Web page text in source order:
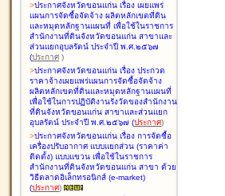
>ประกาศจังหวัดขอนแก่น เรื่อง เผยแพร่
แผนการจัดซื้อจัดจ้าง ผลิตหลักเขตที่ดิน
และหมุดหลักฐานแผนที่ เพื่อใช้ในราชการ
สำนักงานที่ดินจังหวัดขอนแก่น สาขาและ
ส่วนแยกอุบลรัตน์ ประจำปี พ.ศ.๒๕๖๗
(ประกาศ )
>ประกาศจังหวัดขอนแก่น เรื่อง ประกวด
ราคาจ้างเผยแพร่แผนการจัดซื้อจัดจ้าง
ผลิตหลักเขตที่ดินและหมุดหลักฐานแผนที่
เพื่อใช้ในการปฏิบัติงานรังวัดของสำนักงาน
ที่ดินจังหวัดขอนแก่น สาขาและส่วนแยก
อุบลรัตน์ ประจำปี พ.ศ.๒๕๖๗ (ประกาศ)
>ประกาศจังหวัดขอนแก่น เรื่อง การจัดซื้อ
เครื่องปรับอากาศ แบบแยกส่วน (ราคาค่า
ติดตั้ง) แบบแขวน เพื่อใช้ในราชการ
สำนักงานที่ดินจังหวัดขอนแก่น สาขา ด้วย
วิธีตลาดอิเล็กทรอนิกส์ (e-market)
(ประกาศ)